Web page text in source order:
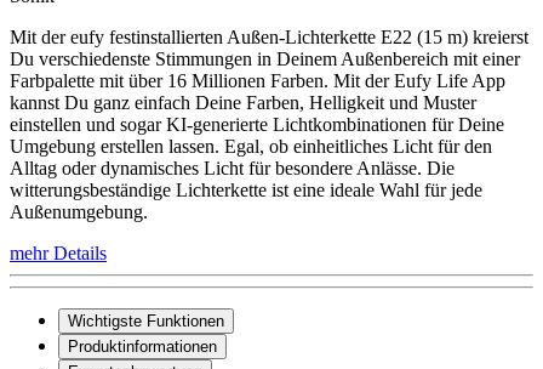
Mit der eufy festinstallierten Außen-Lichterkette E22 (15 m) kreierst
Du verschiedenste Stimmungen in Deinem Außenbereich mit einer
Farbpalette mit über 16 Millionen Farben. Mit der Eufy Life App
kannst Du ganz einfach Deine Farben, Helligkeit und Muster
einstellen und sogar KI-generierte Lichtkombinationen für Deine
Umgebung erstellen lassen. Egal, ob einheitliches Licht für den
Alltag oder dynamisches Licht für besondere Anlässe. Die
witterungsbeständige Lichterkette ist eine ideale Wahl für jede
Außenumgebung.
mehr Details
Wichtigste Funktionen
Produktinformationen